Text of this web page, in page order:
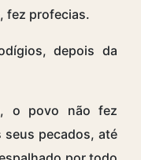
fez profecias.
depois da
o povo não fez
pecados, até